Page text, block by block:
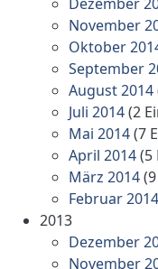
November
Oktober
September
August 2014
Juli 2014(2
Mai 2014(7
April 2014(5
März 2014
Februar 2014
2013
Dezember
November